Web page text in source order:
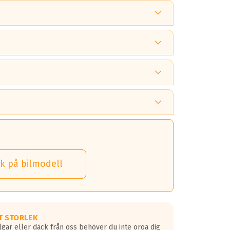
på.
däck.
på bilmodell
STORLEK
eller däck från oss behöver du inte oroa dig